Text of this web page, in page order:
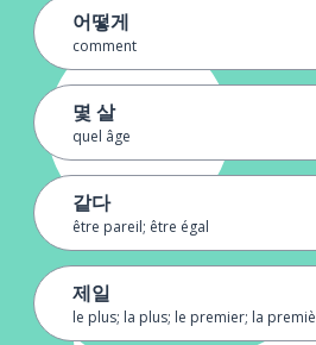
어떻게
comment
몇 살
quel âge
같다
être pareil; être égal
제일
le plus; la plus; le premier; la